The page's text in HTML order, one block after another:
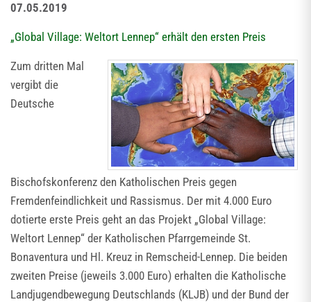
07.05.2019
„Global Village: Weltort Lennep“ erhält den ersten Preis
Zum dritten Mal
vergibt die
Deutsche
Bischofskonferenz den Katholischen Preis gegen
Fremdenfeindlichkeit und Rassismus. Der mit 4.000 Euro
dotierte erste Preis geht an das Projekt „Global Village:
Weltort Lennep“ der Katholischen Pfarrgemeinde St.
Bonaventura und Hl. Kreuz in Remscheid-Lennep. Die beiden
zweiten Preise (jeweils 3.000 Euro) erhalten die Katholische
Landjugendbewegung Deutschlands (KLJB) und der Bund der